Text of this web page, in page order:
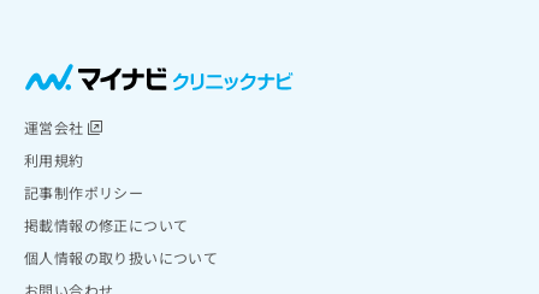
運営会社
利用規約
記事制作ポリシー
掲載情報の修正について
個人情報の取り扱いについて
お問い合わせ